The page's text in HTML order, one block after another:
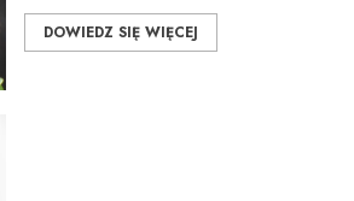
DOWIEDZ SIĘ WIĘCEJ